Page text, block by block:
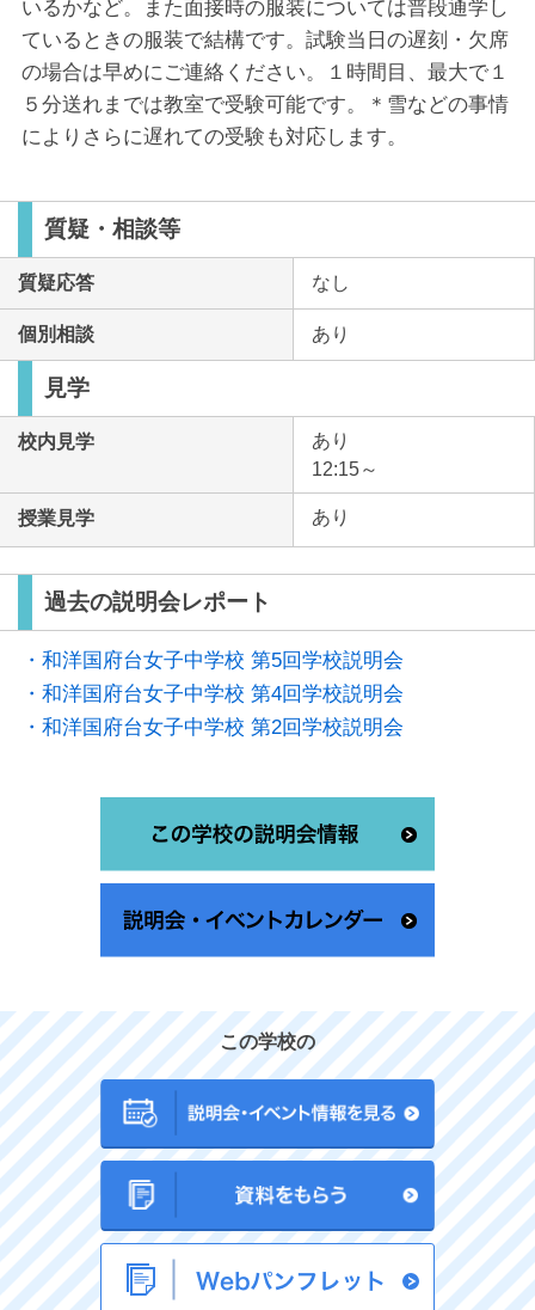
いるかなど。また面接時の服装については普段通学し
ているときの服装で結構です。試験当日の遅刻・欠席
の場合は早めにご連絡ください。１時間目、最大で１
５分送れまでは教室で受験可能です。＊雪などの事情
によりさらに遅れての受験も対応します。
質疑・相談等
質疑応答 なし
個別相談 あり
見学
校内見学
あり
12:15～
授業見学 あり
過去の説明会レポート
・和洋国府台女子中学校 第5回学校説明会
・和洋国府台女子中学校 第4回学校説明会
・和洋国府台女子中学校 第2回学校説明会
この学校の